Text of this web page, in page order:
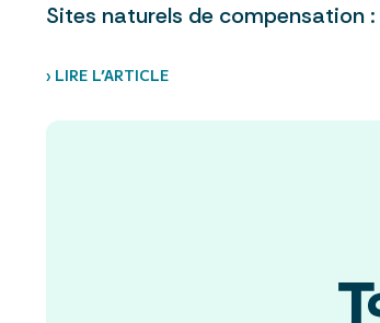
Sites naturels de compensation :
› LIRE L’ARTICLE